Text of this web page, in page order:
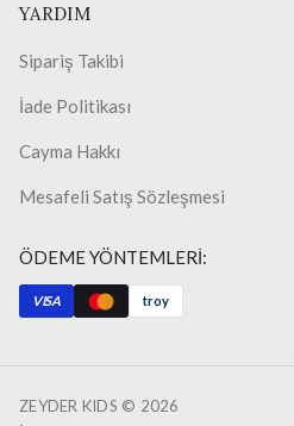
YARDIM
Sipariş Takibi
İade Politikası
Cayma Hakkı
Mesafeli Satış Sözleşmesi
ÖDEME YÖNTEMLERİ:
VISA troy
ZEYDER KIDS © 2026